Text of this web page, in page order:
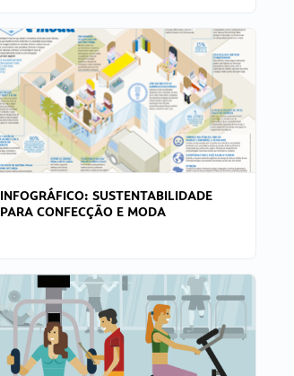
INFOGRÁFICO: SUSTENTABILIDADE
PARA CONFECÇÃO E MODA